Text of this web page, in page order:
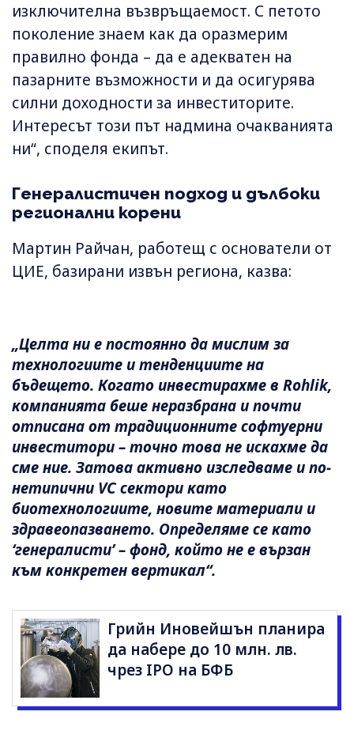
изключителна възвръщаемост. С петото
поколение знаем как да оразмерим
правилно фонда – да е адекватен на
пазарните възможности и да осигурява
силни доходности за инвеститорите.
Интересът този път надмина очакванията
ни“, споделя екипът.
Генералистичен подход и дълбоки
регионални корени
Мартин Райчан, работещ с основатели от
ЦИЕ, базирани извън региона, казва:
„Целта ни е постоянно да мислим за
технологиите и тенденциите на
бъдещето. Когато инвестирахме в Rohlik,
компанията беше неразбрана и почти
отписана от традиционните софтуерни
инвеститори – точно това не искахме да
сме ние. Затова активно изследваме и по-
нетипични VC сектори като
биотехнологиите, новите материали и
здравеопазването. Определяме се като
‘генералисти’ – фонд, който не е вързан
към конкретен вертикал“.
Грийн Иновейшън планира
да набере до 10 млн. лв.
чрез IPO на БФБ